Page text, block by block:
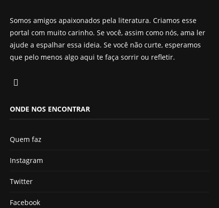
Somos amigos apaixonados pela literatura. Criamos esse
portal com muito carinho. Se você, assim como nós, ama ler
ajude a espalhar essa ideia. Se você não curte, esperamos
que pelo menos algo aqui te faça sorrir ou refletir.
ONDE NOS ENCONTRAR
Quem faz
Instagram
Twitter
Facebook